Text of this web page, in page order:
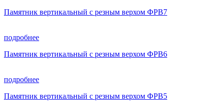
Памятник вертикальный с резным верхом ФРВ7
подробнее
Памятник вертикальный с резным верхом ФРВ6
подробнее
Памятник вертикальный с резным верхом ФРВ5